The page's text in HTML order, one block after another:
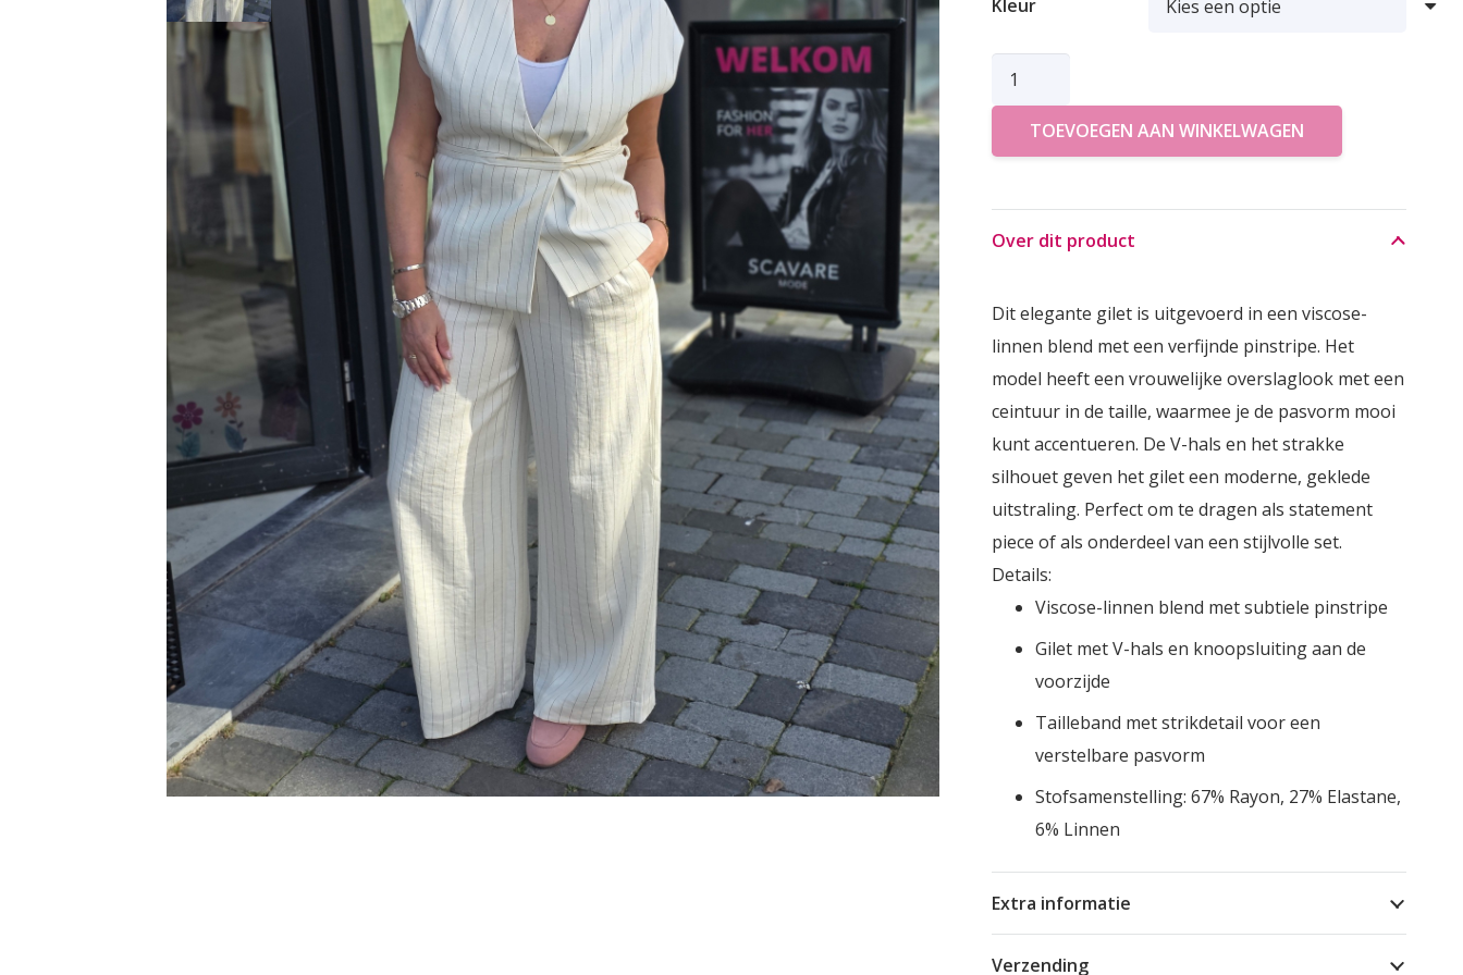
Kleur
SIMPLE
GILET
DESYTOEVOEGEN AAN WINKELWAGEN
Over dit product
Dit elegante gilet is uitgevoerd in een viscose-
linnen blend met een verfijnde pinstripe. Het
model heeft een vrouwelijke overslaglook met een
ceintuur in de taille, waarmee je de pasvorm mooi
kunt accentueren. De V-hals en het strakke
silhouet geven het gilet een moderne, geklede
uitstraling. Perfect om te dragen als statement
piece of als onderdeel van een stijlvolle set.
Details:
Viscose-linnen blend met subtiele pinstripe
Gilet met V-hals en knoopsluiting aan de
voorzijde
Tailleband met strikdetail voor een
verstelbare pasvorm
Stofsamenstelling: 67% Rayon, 27% Elastane,
6% Linnen
Extra informatie
Verzending